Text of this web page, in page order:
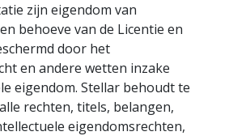
zijn eigendom van
behoeve van de Licentie en
door het
en andere wetten inzake
eigendom. Stellar behoudt te
rechten, titels, belangen,
eigendomsrechten,